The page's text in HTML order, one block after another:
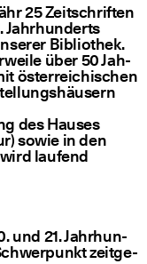
25 Zeit­schrif­ten
Jahr­hun­derts
Biblio­thek.
über 50 Jah­
öster­rei­chi­schen
des Hau­ses
sowie in den
lau­fend
und 21. Jahr­hun­
zeit­ge­